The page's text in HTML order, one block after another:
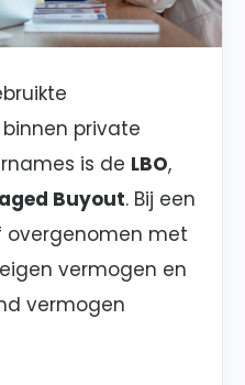
private
is de LBO,
Buyout. Bij een
overgenomen met
vermogen en
vermogen